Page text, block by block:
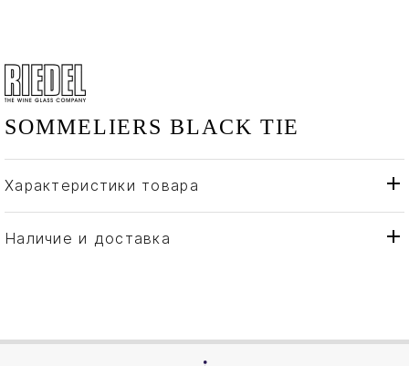
SOMMELIERS BLACK TIE
Характеристики товара
Бренд
Riedel
Страна производителя
Наличие и доставка